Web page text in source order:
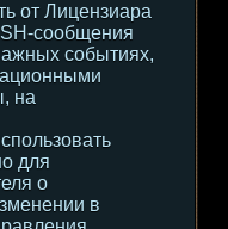
от Лицензиара
сообщения
событиях,
на
для
о
в